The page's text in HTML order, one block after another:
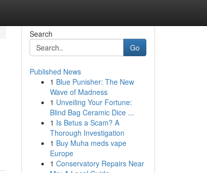
Search
Go
Published News
1 Blue Punisher: The New
Wave of Madness
1 Unveiling Your Fortune:
Blind Bag Ceramic Dice ...
1 Is Betus a Scam? A
Thorough Investigation
1 Buy Muha meds vape
Europe
1 Conservatory Repairs Near